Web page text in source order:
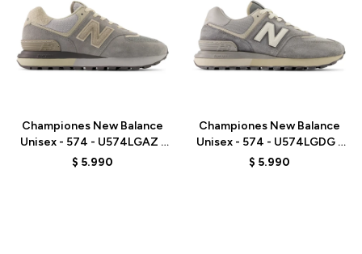
Championes New Balance
Unisex - 574 - U574LGAZ -
GREY
$ 5.990
Championes New Balance
Unisex - 574 - U574LGDG -
ELD
$ 5.990